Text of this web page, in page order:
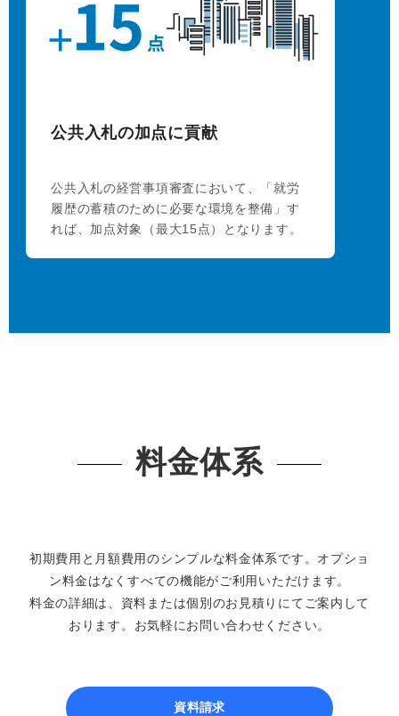
公共入札の加点に貢献
公共入札の経営事項審査において、「就労
履歴の蓄積のために必要な環境を整備」す
れば、加点対象（最大15点）となります。
料金体系
初期費用と月額費用のシンプルな料金体系です。オプショ
ン料金はなくすべての機能がご利用いただけます。
料金の詳細は、資料または個別のお見積りにてご案内して
おります。お気軽にお問い合わせください。
資料請求